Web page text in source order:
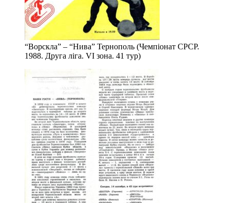
“Ворскла” – “Нива” Тернополь (Чемпіонат СРСР.
1988. Друга ліга. VІ зона. 41 тур)